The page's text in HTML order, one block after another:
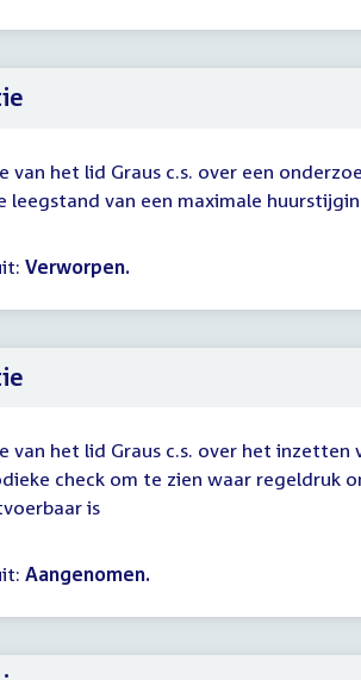
van het lid Graus c.s. over een
leegstand van een maximale
Verworpen.
van het lid Graus c.s. over het inzetten
check om te zien waar regeldruk
is
Aangenomen.